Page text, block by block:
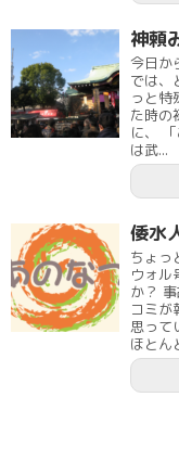
神頼
今日か
では、
っと特
た時の
に、
は武...
倭水
ちょっ
ウォル
か？
コミが
思って
ほとん